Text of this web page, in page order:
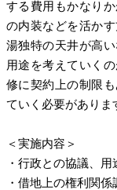
する費用もかなり
の内装などを活か
湯独特の天井が高
用途を考えていく
修に契約上の制限
ていく必要がありま
＜実施内容＞
・行政との協議、
・借地上の権利関係